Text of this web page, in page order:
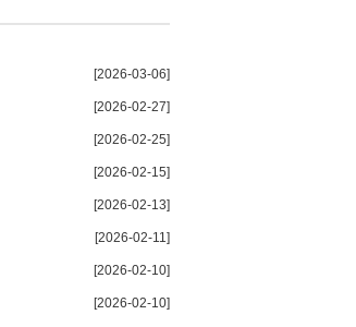
[2026-03-06]
[2026-02-27]
[2026-02-25]
[2026-02-15]
[2026-02-13]
[2026-02-11]
[2026-02-10]
[2026-02-10]